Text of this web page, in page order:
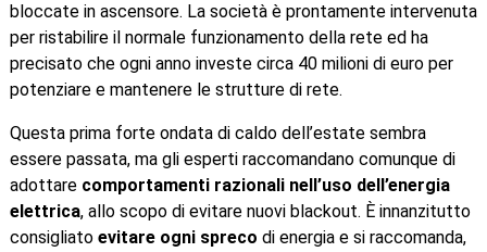
bloccate in ascensore. La società è prontamente intervenuta
per ristabilire il normale funzionamento della rete ed ha
precisato che ogni anno investe circa 40 milioni di euro per
potenziare e mantenere le strutture di rete.
Questa prima forte ondata di caldo dell’estate sembra
essere passata, ma gli esperti raccomandano comunque di
adottare comportamenti razionali nell’uso dell’energia
elettrica, allo scopo di evitare nuovi blackout. È innanzitutto
consigliatoevitare ogni spreco di energia e si raccomanda,